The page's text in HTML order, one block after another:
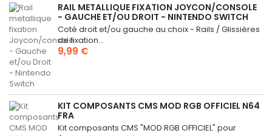
RAIL METALLIQUE FIXATION JOYCON/CONSOLE
- GAUCHE ET/OU DROIT - NINTENDO SWITCH
Coté droit et/ou gauche au choix - Rails / Glissières
de fixation...
9,99 €
KIT COMPOSANTS CMS MOD RGB OFFICIEL N64
FRA
Kit composants CMS "MOD RGB OFFICIEL" pour